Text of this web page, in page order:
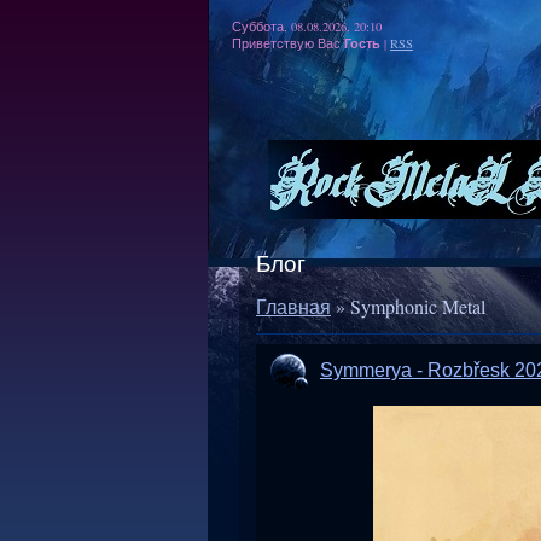
Суббота, 08.08.2026, 20:10
Приветствую Вас Гость | RSS
Блог
Главная»Symphonic Metal
Symmerya - Rozbřesk